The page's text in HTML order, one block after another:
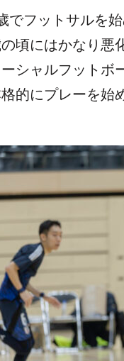
でフットサルを
頃にはかなり悪
シャルフットボ
的にプレーを始